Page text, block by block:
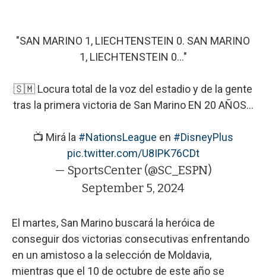
"SAN MARINO 1, LIECHTENSTEIN 0. SAN MARINO
1, LIECHTENSTEIN 0..."
🇸🇲 Locura total de la voz del estadio y de la gente
tras la primera victoria de San Marino EN 20 AÑOS...
📺 Mirá la #NationsLeague en #DisneyPlus
pic.twitter.com/U8IPK76CDt
— SportsCenter (@SC_ESPN)
September 5, 2024
El martes, San Marino buscará la heróica de
conseguir dos victorias consecutivas enfrentando
en un amistoso a la selección de Moldavia,
mientras que el 10 de octubre de este año se